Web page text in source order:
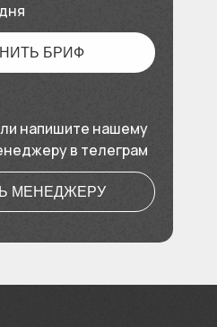
МЕНЕДЖЕРУ
БРИФ
напишите нашему
в телеграм